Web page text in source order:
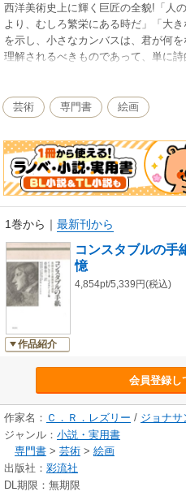
西洋美術史上に輝く巨匠の全貌!「人
より、むしろ繁栄にある時だ」「大
を示し、小さなカンバスは、君が何
理解されるべきものであって、単に
く、合理的、科学的、そして数学的
大することはできませんので、予め
より、ご購入前にお手持ちの端末での
芸術 専門書 絵画
1巻から ｜ 最新刊から
作品紹介
コンスタブルの
憶
4,854pt/5,339円(税込)
会員登録し
作家名： Ｃ．Ｒ．レズリー / ジョナサ
ジャンル： 小説・実用書
専門書 > 芸術 > 絵画
出版社： 彩流社
DL期限：無期限